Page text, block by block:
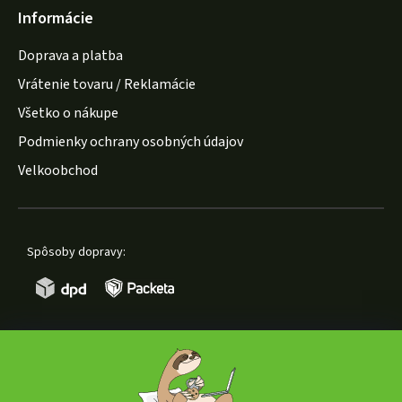
Informácie
Doprava a platba
Vrátenie tovaru / Reklamácie
Všetko o nákupe
Podmienky ochrany osobných údajov
Velkoobchod
Spôsoby dopravy: